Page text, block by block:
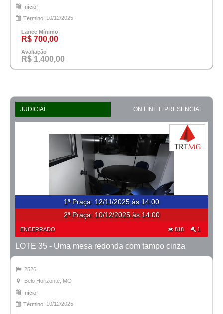
Início:
Término: 10/12/2025
Lance Mínimo
R$ 700,00
Avaliação
R$ 1.400,00
JUDICIAL ON LINE E PRESENCIAL
1ª Praça: 12/11/2025 às 14:00
2ª Praça: 10/12/2025 às 14:00
ENCERRADO 818 1
LOTE 35 - Uma mesa redonda com tampo cinza
2526
Belo Horizonte, MG
Início:
Término: 10/12/2025